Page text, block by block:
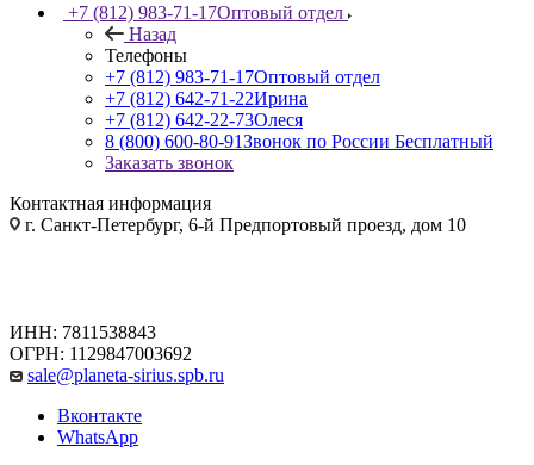
+7 (812) 983-71-17Оптовый отдел
Назад
Телефоны
+7 (812) 983-71-17Оптовый отдел
+7 (812) 642-71-22Ирина
+7 (812) 642-22-73Олеся
8 (800) 600-80-91Звонок по России Бесплатный
Заказать звонок
Контактная информация
г. Санкт-Петербург, 6-й Предпортовый проезд, дом 10
ИНН: 7811538843
ОГРН: 1129847003692
sale@planeta-sirius.spb.ru
Вконтакте
WhatsApp